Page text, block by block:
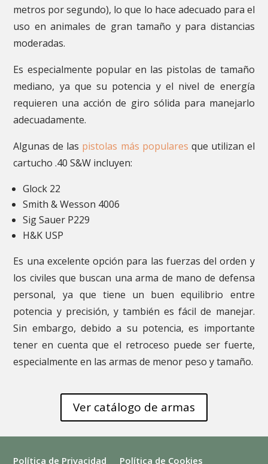
metros por segundo), lo que lo hace adecuado para el
uso en animales de gran tamaño y para distancias
moderadas.
Es especialmente popular en las pistolas de tamaño
mediano, ya que su potencia y el nivel de energía
requieren una acción de giro sólida para manejarlo
adecuadamente.
Algunas de las pistolas más populares que utilizan el
cartucho .40 S&W incluyen:
Glock 22
Smith & Wesson 4006
Sig Sauer P229
H&K USP
Es una excelente opción para las fuerzas del orden y
los civiles que buscan una arma de mano de defensa
personal, ya que tiene un buen equilibrio entre
potencia y precisión, y también es fácil de manejar.
Sin embargo, debido a su potencia, es importante
tener en cuenta que el retroceso puede ser fuerte,
especialmente en las armas de menor peso y tamaño.
Ver catálogo de armas
Política de Privacidad Política de Cookies